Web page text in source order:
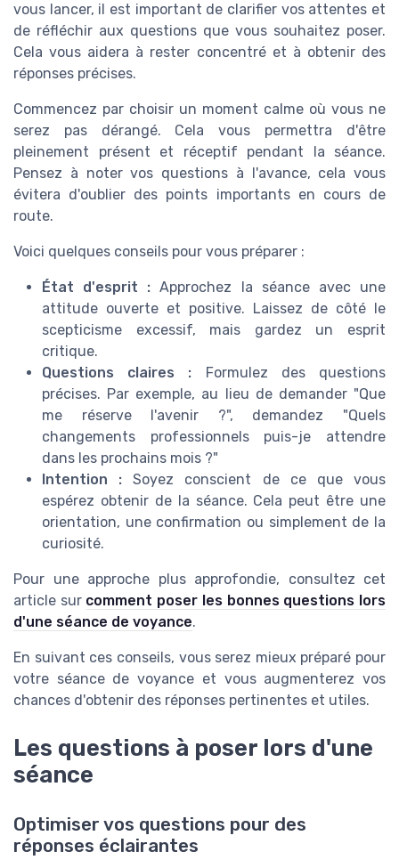
vous lancer, il est important de clarifier vos attentes et
de réfléchir aux questions que vous souhaitez poser.
Cela vous aidera à rester concentré et à obtenir des
réponses précises.
Commencez par choisir un moment calme où vous ne
serez pas dérangé. Cela vous permettra d'être
pleinement présent et réceptif pendant la séance.
Pensez à noter vos questions à l'avance, cela vous
évitera d'oublier des points importants en cours de
route.
Voici quelques conseils pour vous préparer :
État d'esprit : Approchez la séance avec une
attitude ouverte et positive. Laissez de côté le
scepticisme excessif, mais gardez un esprit
critique.
Questions claires : Formulez des questions
précises. Par exemple, au lieu de demander "Que
me réserve l'avenir ?", demandez "Quels
changements professionnels puis-je attendre
dans les prochains mois ?"
Intention : Soyez conscient de ce que vous
espérez obtenir de la séance. Cela peut être une
orientation, une confirmation ou simplement de la
curiosité.
Pour une approche plus approfondie, consultez cet
article sur comment poser les bonnes questions lors
d'une séance de voyance.
En suivant ces conseils, vous serez mieux préparé pour
votre séance de voyance et vous augmenterez vos
chances d'obtenir des réponses pertinentes et utiles.
Les questions à poser lors d'une
séance
Optimiser vos questions pour des
réponses éclairantes